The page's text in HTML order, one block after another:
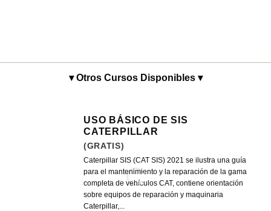
▾ Otros Cursos Disponibles ▾
USO BÁSICO DE SIS
CATERPILLAR
(GRATIS)
Caterpillar SIS (CAT SIS) 2021 se ilustra una guía
para el mantenimiento y la reparación de la gama
completa de vehículos CAT, contiene orientación
sobre equipos de reparación y maquinaria
Caterpillar,...